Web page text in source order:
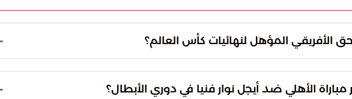
الأفريقي المؤهل لنهائيات كأس العالم؟
حققوا المركز الثاني في جدول تصفيات المونديال.
الأهلي ضد أيجل نوار فنيا في دوري الأبطال؟